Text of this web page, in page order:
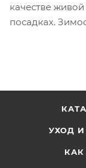
качестве
посадках.
УХОД
КАК